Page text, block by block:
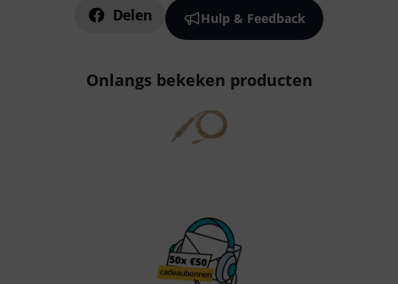
Delen Hulp & Feedback
Onlangs bekeken producten